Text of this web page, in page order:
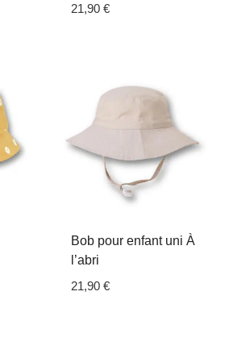
21,90 €
Bob pour enfant uni À
l’abri
21,90 €